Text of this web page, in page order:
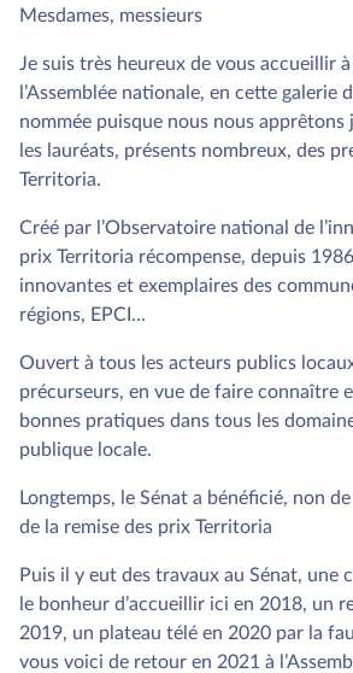
Mesdames, messieurs
Je suis très heureux de vous accueillir
l’Assemblée nationale, en cette galerie
nommée puisque nous nous
les lauréats, présents nombreux, des
Territoria.
Créé par l’Observatoire national de
prix Territoria récompense, depuis
innovantes et exemplaires des
régions, EPCI...
Ouvert à tous les acteurs publics
précurseurs, en vue de faire connaître
bonnes pratiques dans tous les
publique locale.
Longtemps, le Sénat a bénéficié, non
de la remise des prix Territoria
Puis il y eut des travaux au Sénat, une
le bonheur d’accueillir ici en 2018, un
2019, un plateau télé en 2020 par la
vous voici de retour en 2021 à